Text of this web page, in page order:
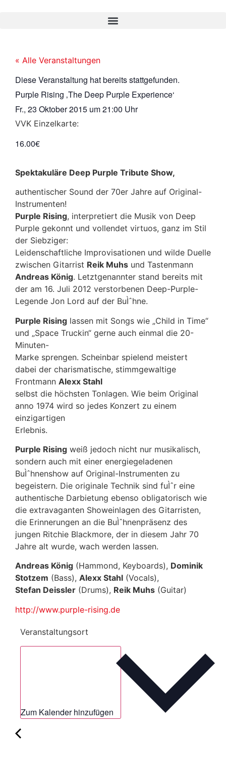
« Alle Veranstaltungen
Diese Veranstaltung hat bereits stattgefunden.
Purple Rising ‚The Deep Purple Experience‘
Fr., 23 Oktober 2015 um21:00 Uhr
VVK Einzelkarte:
16.00€
Spektakuläre Deep Purple Tribute Show,
authentischer Sound der 70er Jahre auf Original-
Instrumenten!
Purple Rising, interpretiert die Musik von Deep
Purple gekonnt und vollendet virtuos, ganz im Stil
der Siebziger:
Leidenschaftliche Improvisationen und wilde Duelle
zwischen Gitarrist Reik Muhs und Tastenmann
Andreas König. Letztgenannter stand bereits mit
der am 16. Juli 2012 verstorbenen Deep-Purple-
Legende Jon Lord auf der BuÌˆhne.
Purple Rising lassen mit Songs wie „Child in Time“
und „Space Truckin“ gerne auch einmal die 20-
Minuten-
Marke sprengen. Scheinbar spielend meistert
dabei der charismatische, stimmgewaltige
Frontmann Alexx Stahl
selbst die höchsten Tonlagen. Wie beim Original
anno 1974 wird so jedes Konzert zu einem
einzigartigen
Erlebnis.
Purple Rising weiß jedoch nicht nur musikalisch,
sondern auch mit einer energiegeladenen
BuÌˆhnenshow auf Original-Instrumenten zu
begeistern. Die originale Technik sind fuÌˆr eine
authentische Darbietung ebenso obligatorisch wie
die extravaganten Showeinlagen des Gitarristen,
die Erinnerungen an die BuÌˆhnenpräsenz des
jungen Ritchie Blackmore, der in diesem Jahr 70
Jahre alt wurde, wach werden lassen.
Andreas König (Hammond, Keyboards), Dominik
Stotzem (Bass), Alexx Stahl (Vocals),
Stefan Deissler (Drums), Reik Muhs (Guitar)
http://www.purple-rising.de
Veranstaltungsort
Zum Kalender hinzufügen